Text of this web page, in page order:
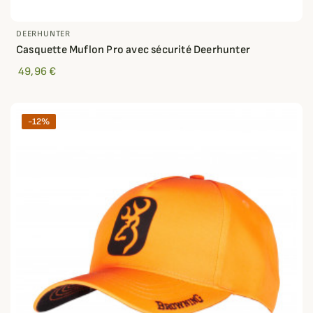
DEERHUNTER
Casquette Muflon Pro avec sécurité Deerhunter
49,96 €
-12%